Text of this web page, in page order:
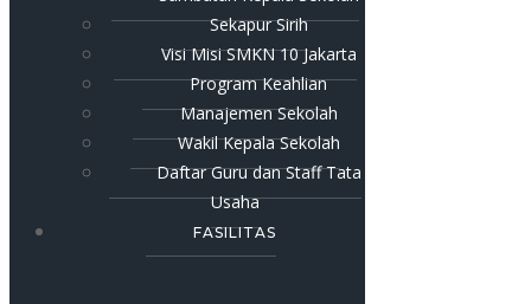
Sekapur Sirih
Visi Misi SMKN 10 Jakarta
Program Keahlian
Manajemen Sekolah
Wakil Kepala Sekolah
Daftar Guru dan Staff Tata
Usaha
FASILITAS